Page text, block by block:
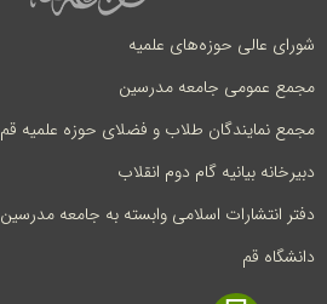
شورای عالی حوزه‌های علمیه
مجمع عمومی جامعه مدرسین
مجمع نمایندگان طلاب و فضلای حوزه علمیه قم
دبیرخانه بیانیه گام دوم انقلاب
دفتر انتشارات اسلامی وابسته به جامعه مدرسین
دانشگاه قم